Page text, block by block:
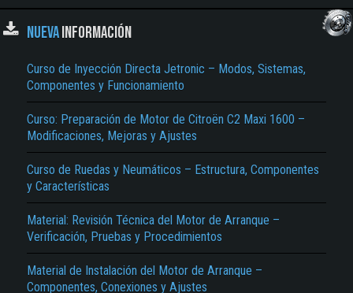
NUEVAINFORMACIÓN
Curso de Inyección Directa Jetronic – Modos, Sistemas,
Componentes y Funcionamiento
Curso: Preparación de Motor de Citroën C2 Maxi 1600 –
Modificaciones, Mejoras y Ajustes
Curso de Ruedas y Neumáticos – Estructura, Componentes
y Características
Material: Revisión Técnica del Motor de Arranque –
Verificación, Pruebas y Procedimientos
Material de Instalación del Motor de Arranque –
Componentes, Conexiones y Ajustes